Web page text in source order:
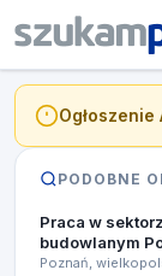
PODOBNE
Praca w
budowlanym
Poznań,